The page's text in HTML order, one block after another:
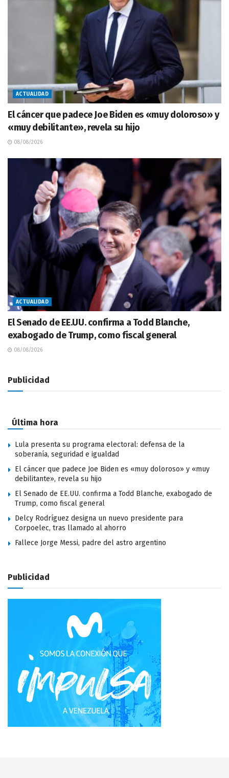
ACTUALIDAD
El cáncer que padece Joe Biden es «muy doloroso» y
«muy debilitante», revela su hijo
08/08/2026
ACTUALIDAD
El Senado de EE.UU. confirma a Todd Blanche,
exabogado de Trump, como fiscal general
08/08/2026
Publicidad
Última hora
Lula presenta su programa electoral: defensa de la
soberanía, seguridad e igualdad
El cáncer que padece Joe Biden es «muy doloroso» y «muy
debilitante», revela su hijo
El Senado de EE.UU. confirma a Todd Blanche, exabogado de
Trump, como fiscal general
Delcy Rodríguez designa un nuevo presidente para
Corpoelec, tras llamado al ahorro
Fallece Jorge Messi, padre del astro argentino
Publicidad